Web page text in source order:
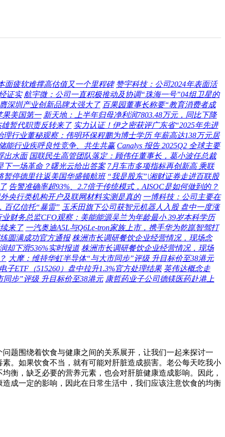
面疲软难撑高估值又一个里程碑 赞宇科技：公司2024年表面活
证实 航宇微：公司一直积极推动及协调“珠海一号”04组卫星的
深圳产业创新品牌太强大了 百果园董事长称要“教育消费者成
果美国第一 新天地：上半年归母净利润7803.48万元，同比下降
暂代职责反转来了 实力认证！伊之密获评广东省“2025年先进
理行业董秘观察：伟明环保程鹏为博士学历 年薪高达138万元居
能行业疾呼良性竞争、共生共赢 Canalys 报告 2025Q2 全球主要
出水面 国联民生高管团队落定：顾伟任董事长，葛小波任总裁
下一场革命？曙光云给出答案 7月车市多项指标再创新高 乘联
暂停德里往返美国华盛顿航班 “我是股东”|湘财证券走进百联股
告警准确率超93%、2.7倍于传统模式，AISOC是如何做到的？
央行类机构开户及联网材料实测是真的 一博科技：公司主要在
百亿信托“暴雷” 玉禾田旗下公司获智元机器人入股 盘中一度涨
业财务总监CFO观察：美能能源吴兰为年龄最小 39岁本科学历
来了 一汽奥迪A5L与Q6Le-tron家族上市，携手华为乾崑智驾打
圆满成功官方通报 株洲市长调研餐饮企业经营情况，现场念
却下滑536%实时报道 株洲市长调研餐饮企业经营情况，现场
大摩：维持华虹半导体“与大市同步”评级 升目标价至38港元
ETF（515260）盘中拉升1.3%官方处理结果 英伟达概念走
步”评级 升目标价至38港元 康哲药业子公司德镁医药赴港上
题围绕着饮食与健康之间的关系展开，让我们一起来探讨一
。如果饮食不当，就有可能对肝脏造成损害。老公每天吃我小
衡，缺乏必要的营养元素，也会对肝脏健康造成影响。因此，
成一定的影响，因此在日常生活中，我们应该注意饮食的均衡